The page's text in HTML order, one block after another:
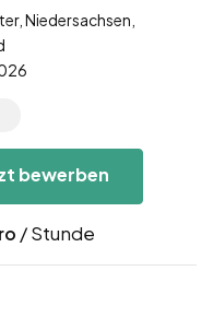
Niedersachsen,
bewerben
/ Stunde